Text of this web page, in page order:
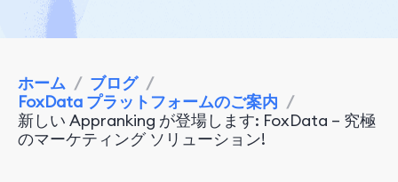
ホーム / ブログ /
FoxData プラットフォームのご案内 /
新しい Appranking が登場します: FoxData – 究極
のマーケティング ソリューション!